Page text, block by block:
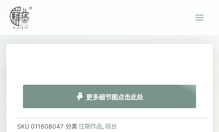
更多细节图点击此处
SKU 011608047 分类 往期作品,砚台